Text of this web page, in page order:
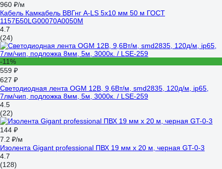
960 ₽/м
Кабель Камкабель ВВГнг А-LS 5x10 мм 50 м ГОСТ
1157Б50LG00070А0050М
4.7
(24)
-11%
559 ₽
627 ₽
Светодиодная лента OGM 12В, 9,6Вт/м, smd2835, 120д/м, ip65,
7лм/чип, подложка 8мм, 5м, 3000к. / LSE-259
4.5
(22)
144 ₽
7.2 ₽/м
Изолента Gigant professional ПВХ 19 мм х 20 м, черная GT-0-3
4.7
(128)